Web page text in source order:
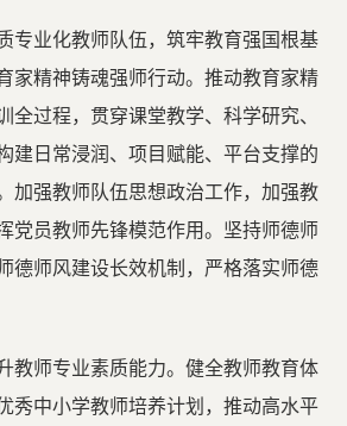
专业化教师队伍，筑牢教育强国根基
家精神铸魂强师行动。推动教育家精
全过程，贯穿课堂教学、科学研究、
建日常浸润、项目赋能、平台支撑的
加强教师队伍思想政治工作，加强教
党员教师先锋模范作用。坚持师德师
德师风建设长效机制，严格落实师德
教师专业素质能力。健全教师教育体
秀中小学教师培养计划，推动高水平